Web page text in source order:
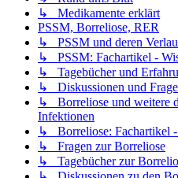
↳ Medikamente erklärt
PSSM, Borreliose, RER
↳ PSSM und deren
↳ PSSM: Fachartikel -
↳ Tagebücher und
↳ Diskussionen und
↳ Borreliose und weitere
Infektionen
↳ Borreliose: Fachartikel -
↳ Fragen zur Borreliose
↳ Tagebücher zur